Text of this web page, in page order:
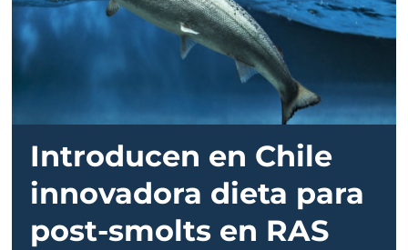
Introducen en Chile
innovadora dieta para
post-smolts en RAS